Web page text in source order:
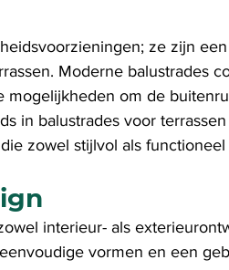
ze zijn
Moderne balustrades
om de
in balustrades voor
zowel stijlvol als functioneel
interieur- als
vormen en een